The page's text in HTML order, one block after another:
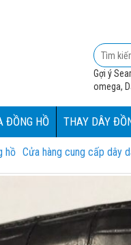
Gợi ý
omega,
ĐỒNG HỒ THAY DÂY
hồ Cửa hàng cung cấp dây